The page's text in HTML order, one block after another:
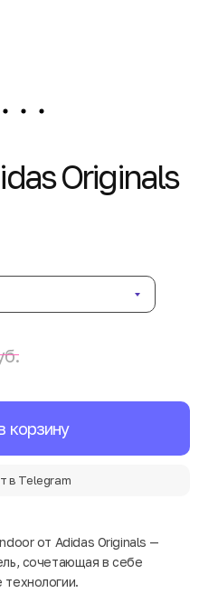
Originals
корзину
в Telegram
от Adidas Originals —
сочетающая в себе